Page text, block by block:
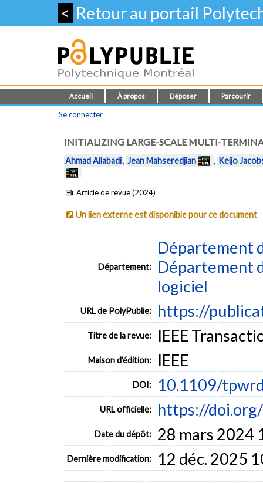
< Retour au portail
Accueil À propos Déposer Parcourir
Se connecter
INITIALIZING LARGE-SCALE MULTI-
Ahmad Allabadi, Jean Mahseredjian , Keijo
Article de revue (2024)
Un lien externe est disponible pour ce document
Département:
Département
Département
logiciel
URL de PolyPublie: https://
Titre de la revue: IEEE
Maison d'édition: IEEE
DOI: 10.1109/
URL officielle: https://
Date du dépôt: 28 mars 2024
Dernière modification: 12 déc. 2025